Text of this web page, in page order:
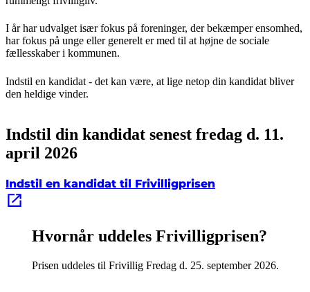
I år har udvalget især fokus på foreninger, der bekæmper ensomhed,
har fokus på unge eller generelt er med til at højne de sociale
fællesskaber i kommunen.
Indstil en kandidat - det kan være, at lige netop din kandidat bliver
den heldige vinder.
Indstil din kandidat senest fredag d. 11.
april 2026
Indstil en kandidat til Frivilligprisen
Hvornår uddeles Frivilligprisen?
Prisen uddeles til Frivillig Fredag d. 25. september 2026.